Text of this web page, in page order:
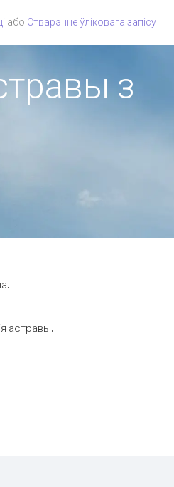
або Стварэнне ўліковага запісу
з
астравы.